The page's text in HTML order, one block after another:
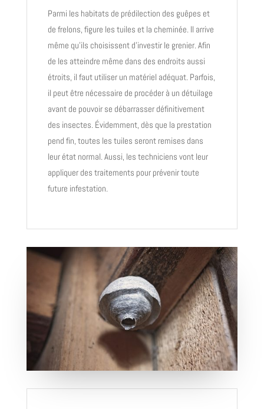
Parmi les habitats de prédilection des guêpes et
de frelons, figure les tuiles et la cheminée. Il arrive
même qu’ils choisissent d’investir le grenier. Afin
de les atteindre même dans des endroits aussi
étroits, il faut utiliser un matériel adéquat. Parfois,
il peut être nécessaire de procéder à un détuilage
avant de pouvoir se débarrasser définitivement
des insectes. Évidemment, dès que la prestation
pend fin, toutes les tuiles seront remises dans
leur état normal. Aussi, les techniciens vont leur
appliquer des traitements pour prévenir toute
future infestation.